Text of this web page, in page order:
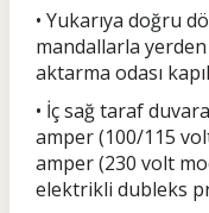
• Yukarıya doğru
mandallarla
aktarma odası
• İç sağ taraf
amper (100/115
amper (230 volt
elektrikli dubleks